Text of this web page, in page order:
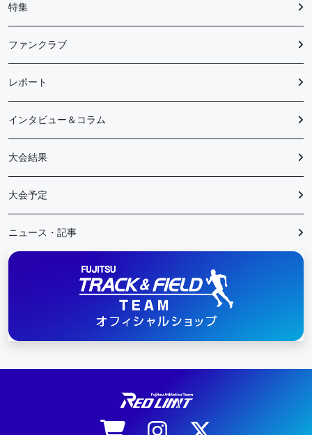
特集
ファンクラブ
レポート
インタビュー＆コラム
大会結果
大会予定
ニュース・記事